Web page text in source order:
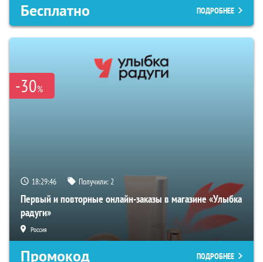
Бесплатно ПОДРОБНЕЕ
-30%
18:29:45 Получили:2
Первый и повторные онлайн-заказы в магазине «Улыбка
радуги»
Россия
Промокод ПОДРОБНЕЕ